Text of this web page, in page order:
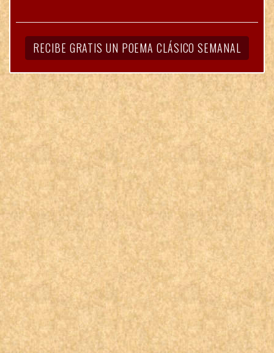
RECIBE GRATIS UN POEMA CLÁSICO SEMANAL